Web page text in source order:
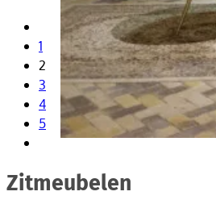
1
2
3
4
5
Zitmeubelen